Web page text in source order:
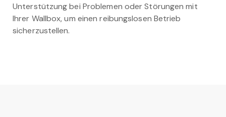
Unterstützung bei Problemen oder Störungen mit
Ihrer Wallbox, um einen reibungslosen Betrieb
sicherzustellen.